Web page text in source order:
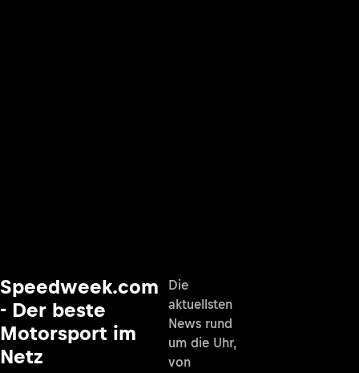
Speedweek.com
- Der beste
Motorsport im
Netz
Die
aktuellsten
News rund
um die Uhr,
von